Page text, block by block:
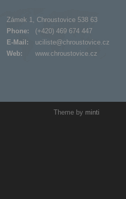
Zámek 1, Chroustovice 538 63
Phone:
(+420) 469 674 447
E-Mail:
uciliste@chroustovice.cz
Web:
www.chroustovice.cz
Theme by minti